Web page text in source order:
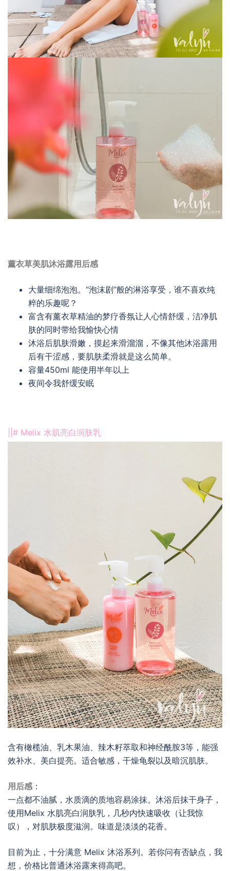
薰衣草美肌沐浴露用后感
大量细绵泡泡。“泡沫剧”般的淋浴享受，谁不喜欢纯
粹的乐趣呢？
富含有薰衣草精油的梦疗香氛让人心情舒缓，洁净肌
肤的同时带给我愉快心情
沐浴后肌肤滑嫩，摸起来滑溜溜，不像其他沐浴露用
后有干涩感，要肌肤柔滑就是这么简单。
容量450ml 能使用半年以上
夜间令我舒缓安眠
||# Melix 水肌亮白润肤乳
含有橄榄油、乳木果油、 辣木籽萃取和神经酰胺3等，能强
效补水、美白提亮。适合敏感，干燥龟裂以及暗沉肌肤。
用后感 ：
一点都不油腻，水质滴的质地容易涂抹。沐浴后抹干身子，
使用Melix 水肌亮白润肤乳，几秒内快速吸收（让我惊
叹），对肌肤极度滋润。味道是淡淡的花香。
目前为止，十分满意 Melix 沐浴系列。若你问有否缺点，我
想，价格比普通沐浴露来得高吧。